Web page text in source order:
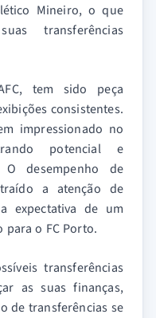
Mineiro, o que
transferências
tem sido peça
consistentes.
impressionado no
potencial e
desempenho de
a atenção de
expectativa de um
o FC Porto.
transferências
as suas finanças,
de transferências se